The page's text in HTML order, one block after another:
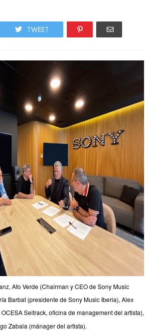
TWEET
Afo Verde (Chairman y CEO de Sony Music
Barbat (presidente de Sony Music Iberia), Alex
Seitrack, oficina de management del artista),
Zabala (mánager del artista).